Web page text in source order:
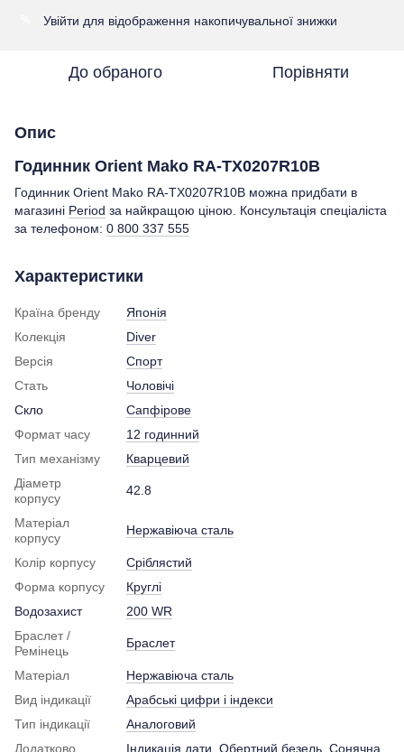
Увійти для відображення накопичувальної знижки
До обраного Порівняти
Опис
Годинник Orient Mako RA-TX0207R10B
Годинник Orient Mako RA-TX0207R10B можна придбати в
магазині Period за найкращою ціною. Консультація спеціаліста
за телефоном: 0 800 337 555
Характеристики
Країна бренду
Японія
Колекція
Diver
Версія
Спорт
Стать
Чоловічі
Скло
Сапфірове
Формат часу
12 годинний
Тип механізму
Кварцевий
Діаметр
корпусу
42.8
Матеріал
корпусу
Нержавіюча сталь
Колір корпусу
Сріблястий
Форма корпусу
Круглі
Водозахист
200 WR
Браслет /
Ремінець
Браслет
Матеріал
Нержавіюча сталь
Вид індикації
Арабські цифри і індекси
Тип індикації
Аналоговий
Додатково
Індикація дати Обертний безель Сонячна